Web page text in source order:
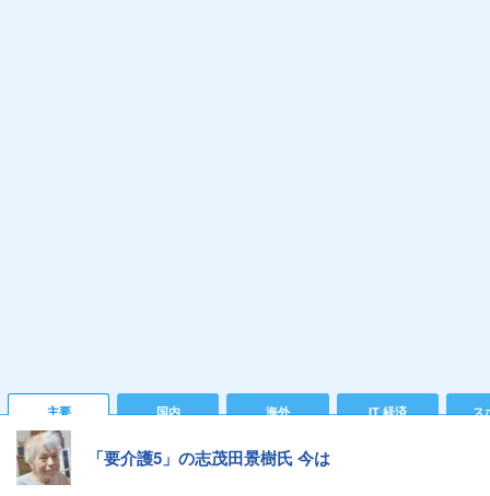
主要 国内 海外 IT 経済 ス
「要介護5」の志茂田景樹氏 今は